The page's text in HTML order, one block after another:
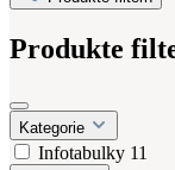
Produkte
Kategorie
Infotabulky 11